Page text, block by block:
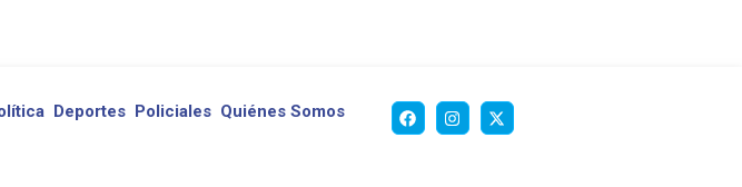
Deportes Policiales Quiénes Somos